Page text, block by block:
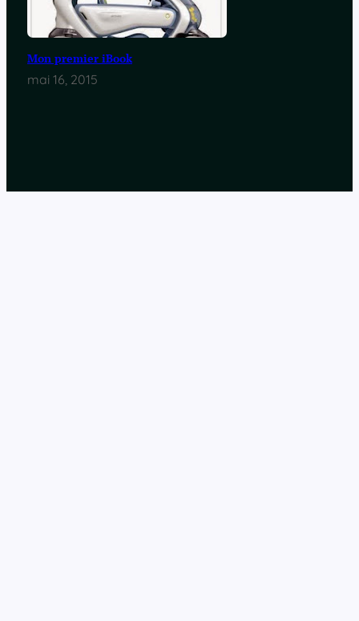
Mon premier iBook
mai 16, 2015